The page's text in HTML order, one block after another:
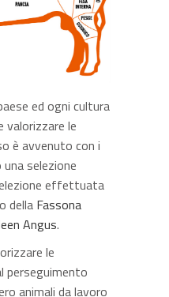
ed ogni cultura
le
è avvenuto con i
selezione
effettuata
della Fassona
Angus.
le
perseguimento
animali da lavoro